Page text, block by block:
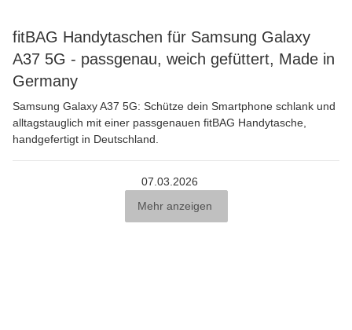
fitBAG Handytaschen für Samsung Galaxy
A37 5G - passgenau, weich gefüttert, Made in
Germany
Samsung Galaxy A37 5G: Schütze dein Smartphone schlank und
alltagstauglich mit einer passgenauen fitBAG Handytasche,
handgefertigt in Deutschland.
07.03.2026
Mehr anzeigen